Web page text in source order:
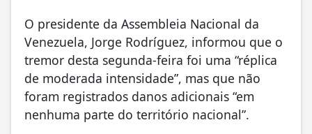
O presidente da Assembleia Nacional da
Venezuela, Jorge Rodríguez, informou que o
tremor desta segunda-feira foi uma “réplica
de moderada intensidade”, mas que não
foram registrados danos adicionais “em
nenhuma parte do território nacional”.